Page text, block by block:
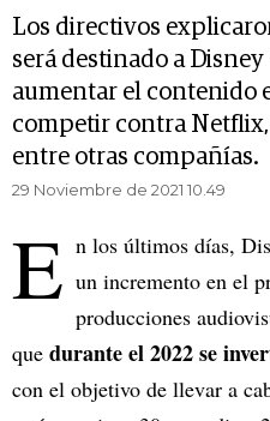
Los directivos
será destinado a Disney
aumentar el contenido
competir contra Netflix,
entre otras compañías.
29 Noviembre de 2021 10.49
E n los últimos días,
un incremento en el
producciones
que durante el 2022 se
con el objetivo de llevar a